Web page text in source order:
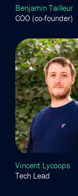
Benjamin Tailleur
COO (co-founder)
Vincent Lycoops
Tech Lead